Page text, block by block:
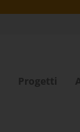
Progetti